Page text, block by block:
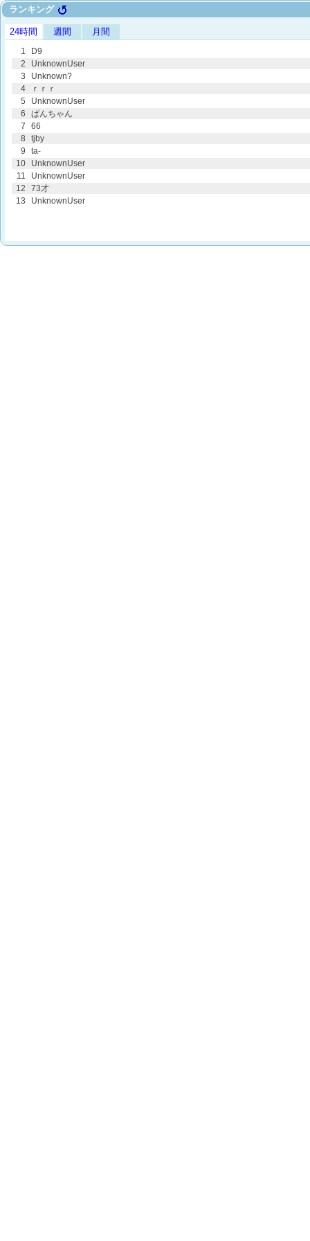
ランキング
24時間 週間 月間
1
D9
2
UnknownUser
3
Unknown?
4
ｒｒｒ
5
UnknownUser
6
ぱんちゃん
7
66
8
tjby
9
ta-
10
UnknownUser
11
UnknownUser
12
73才
13
UnknownUser